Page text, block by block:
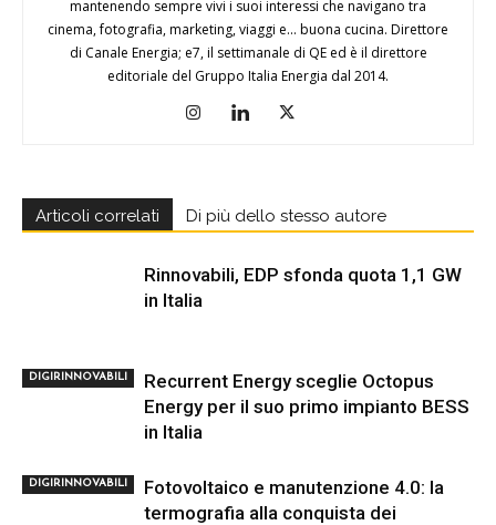
mantenendo sempre vivi i suoi interessi che navigano tra
cinema, fotografia, marketing, viaggi e... buona cucina. Direttore
di Canale Energia; e7, il settimanale di QE ed è il direttore
editoriale del Gruppo Italia Energia dal 2014.
Articoli correlati Di più dello stesso autore
DIGIRINNOVABILI
Rinnovabili, EDP sfonda quota 1,1 GW
in Italia
DIGIRINNOVABILI
Recurrent Energy sceglie Octopus
Energy per il suo primo impianto BESS
in Italia
Fotovoltaico e manutenzione 4.0: la
termografia alla conquista dei